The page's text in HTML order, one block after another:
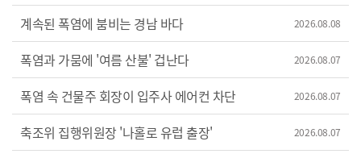
계속된 폭염에 붐비는 경남 바다 2026.08.08
폭염과 가뭄에 '여름 산불' 겁난다 2026.08.07
폭염 속 건물주 회장이 입주사 에어컨 차단 2026.08.07
축조위 집행위원장 '나홀로 유럽 출장' 2026.08.07